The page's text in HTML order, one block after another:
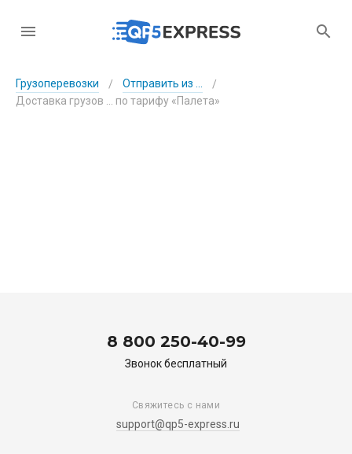
Грузоперевозки / Отправить из ...
/
Доставка грузов ... по тарифу «Палета»
8 800 250-40-99
Звонок бесплатный
Свяжитесь с нами
support@qp5-express.ru